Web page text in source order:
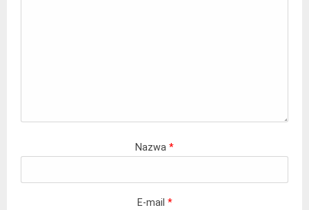
Nazwa *
E-mail *